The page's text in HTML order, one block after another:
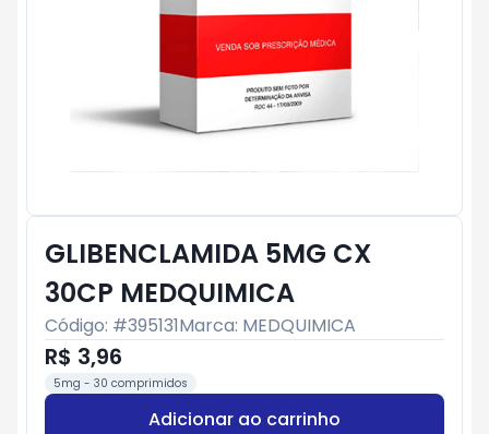
GLIBENCLAMIDA 5MG CX
30CP MEDQUIMICA
Código: #395131Marca: MEDQUIMICA
R$ 3,96
5mg - 30 comprimidos
Adicionar ao carrinho